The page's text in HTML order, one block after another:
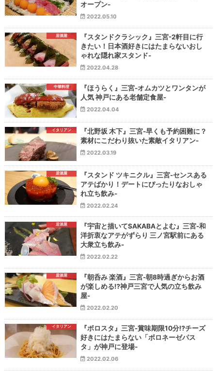
オープン-
2022.05.10
居酒屋
『スタンドクラシック』三宮-2軒目に行
きたい！日本酒好きにはたまらないおし
ゃれな隠れ家スタンド-
2022.04.28
中華料理
『ほうらく』三宮-オムカツとワンタンが
人気 神戸にある老舗定食屋-
2022.04.04
イタリアン
『北野坂 木下』三宮-早くも予約困難に？
素材にこだわり抜いた素敵イタリアン-
2022.03.19
居酒屋
『スタンド ツキニクル』三宮-センスある
アテばかり！デートにぴったりなおしゃ
れ立ち飲み-
2022.02.24
居酒屋
『宇宙と描いてSAKABAとよむ』三宮-和
洋折衷なアテがずらり 三ノ宮駅前にある
大衆立ち飲み-
2022.02.22
居酒屋
『朝呑み 楽酒』三宮-朝8時過ぎからお酒
が楽しめる⁉神戸三宮で人気の立ち飲み
屋-
2022.02.20
イタリアン
『ボロスタ』三宮-賞味期限10分⁉チーズ
好きにはたまらない「ボロネーゼパス
タ」が神戸に登場-
2022.02.06